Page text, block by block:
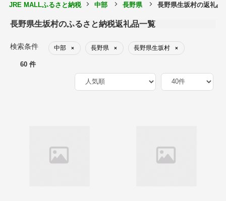
JRE MALLふるさと納税 中部 長野県 長野県生坂村の返礼品
長野県生坂村のふるさと納税返礼品一覧
検索条件 中部 × 長野県 × 長野県生坂村 ×
60 件